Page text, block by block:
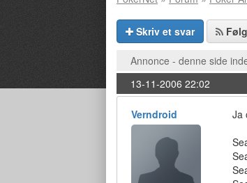
Skriv et svar
Annonce - denne side
13-11-2006 22:02
Verndroid
Ja